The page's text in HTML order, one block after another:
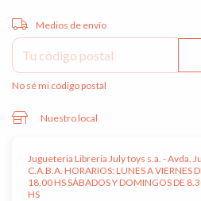
Entregas para el CP:
Medios de envío
No sé mi código postal
Nuestro local
Jugueteria Libreria July toys s.a. - Avda.
C.A.B.A. HORARIOS: LUNES A VIERNES
18.00 HS SÁBADOS Y DOMINGOS DE
HS